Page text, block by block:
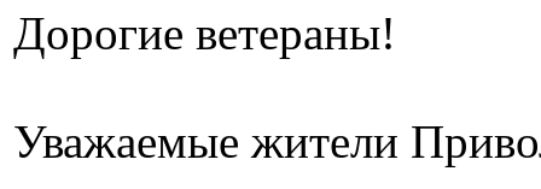
Дорогие ветераны!
Уважаемые жители